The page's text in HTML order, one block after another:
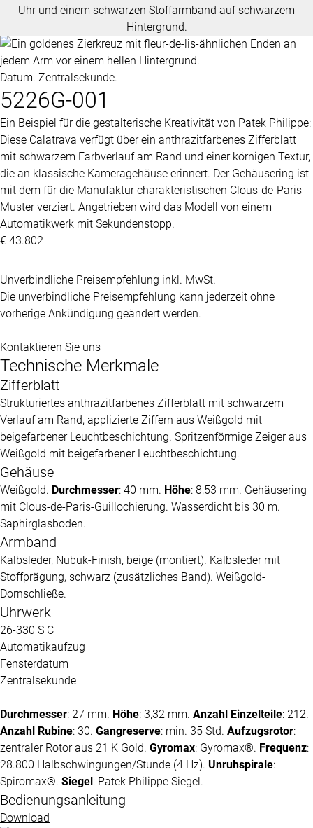
Datum. Zentralsekunde.
5226G-001
Ein Beispiel für die gestalterische Kreativität von Patek Philippe:
Diese Calatrava verfügt über ein anthrazitfarbenes Zifferblatt
mit schwarzem Farbverlauf am Rand und einer körnigen Textur,
die an klassische Kameragehäuse erinnert. Der Gehäusering ist
mit dem für die Manufaktur charakteristischen Clous-de-Paris-
Muster verziert. Angetrieben wird das Modell von einem
Automatikwerk mit Sekundenstopp.
€ 43.802
Unverbindliche Preisempfehlung inkl. MwSt.
Die unverbindliche Preisempfehlung kann jederzeit ohne
vorherige Ankündigung geändert werden.
Kontaktieren Sie uns
Technische Merkmale
Zifferblatt
Strukturiertes anthrazitfarbenes Zifferblatt mit schwarzem
Verlauf am Rand, applizierte Ziffern aus Weißgold mit
beigefarbener Leuchtbeschichtung. Spritzenförmige Zeiger aus
Weißgold mit beigefarbener Leuchtbeschichtung.
Gehäuse
Weißgold. Durchmesser: 40 mm. Höhe: 8,53 mm. Gehäusering
mit Clous-de-Paris-Guillochierung. Wasserdicht bis 30 m.
Saphirglasboden.
Armband
Kalbsleder, Nubuk-Finish, beige (montiert). Kalbsleder mit
Stoffprägung, schwarz (zusätzliches Band). Weißgold-
Dornschließe.
Uhrwerk
26-330 S C
Automatikaufzug
Fensterdatum
Zentralsekunde
Durchmesser: 27 mm. Höhe: 3,32 mm. Anzahl Einzelteile: 212.
Anzahl Rubine: 30. Gangreserve: min. 35 Std. Aufzugsrotor:
zentraler Rotor aus 21 K Gold. Gyromax: Gyromax®. Frequenz:
28.800 Halbschwingungen/Stunde (4 Hz). Unruhspirale:
Spiromax®. Siegel: Patek Philippe Siegel.
Bedienungsanleitung
Download